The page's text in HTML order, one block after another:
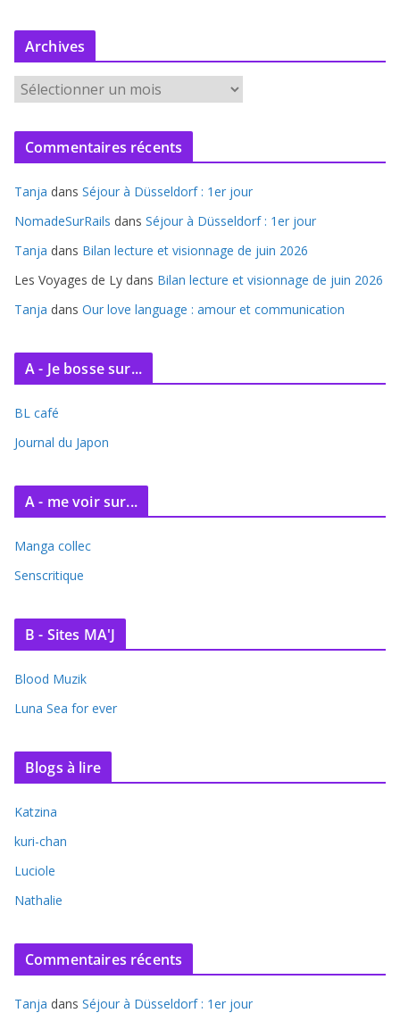
Archives
r
c
v
e
Commentaires récents
Tanja dans Séjour à Düsseldorf : 1er jour
NomadeSurRails dans Séjour à Düsseldorf : 1er jour
Tanja dans Bilan lecture et visionnage de juin 2026
Les Voyages de Ly dans Bilan lecture et visionnage de juin 2026
Tanja dans Our love language : amour et communication
A - Je bosse sur...
BL café
Journal du Japon
A - me voir sur...
Manga collec
Senscritique
B - Sites MA'J
Blood Muzik
Luna Sea for ever
Blogs à lire
Katzina
kuri-chan
Luciole
Nathalie
Commentaires récents
Tanja dans Séjour à Düsseldorf : 1er jour